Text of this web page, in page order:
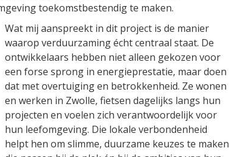
toekomstbestendig te maken.
Wat mij aanspreekt in dit project is de manier
waarop verduurzaming écht centraal staat. De
ontwikkelaars hebben niet alleen gekozen voor
een forse sprong in energieprestatie, maar doen
dat met overtuiging en betrokkenheid. Ze wonen
en werken in Zwolle, fietsen dagelijks langs hun
projecten en voelen zich verantwoordelijk voor
hun leefomgeving. Die lokale verbondenheid
helpt hen om slimme, duurzame keuzes te maken